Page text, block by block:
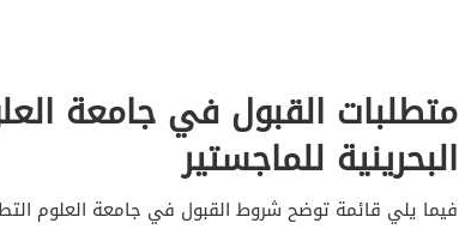
متطلبات القبول في جامعة
البحرينية للماجستير
فيما يلي قائمة توضح شروط القبول في جامعة العلوم